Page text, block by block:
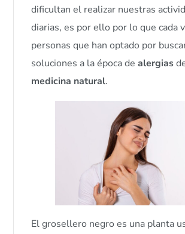
dificultan el realizar nuestras
diarias, es por ello por lo que cada
personas que han optado por
soluciones a la época dealergias
medicina natural.
El grosellero negro es una planta